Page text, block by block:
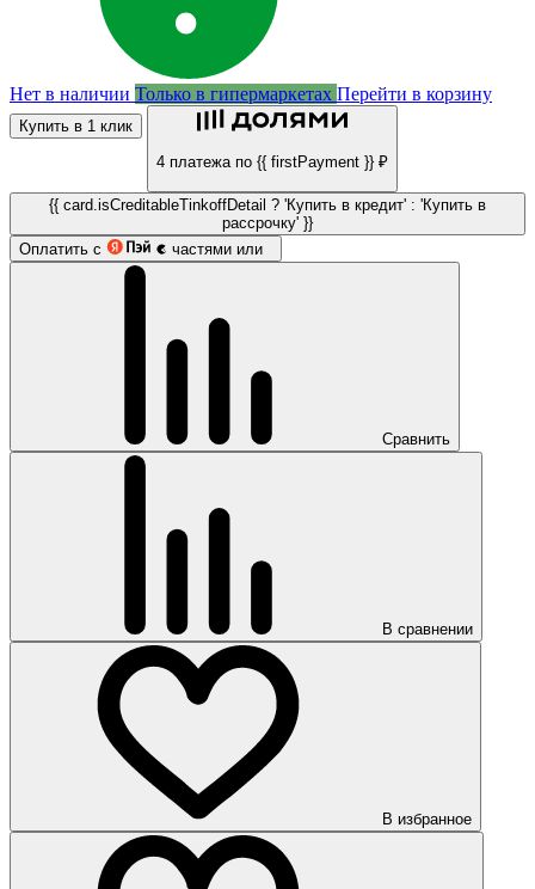
Нет в наличии Только в гипермаркетах Перейти в корзину
Купить в 1 клик
4 платежа по {{ firstPayment }} ₽
{{ card.isCreditableTinkoffDetail ? 'Купить в кредит' : 'Купить в
рассрочку' }}
Оплатить с
частями или
Сравнить
В сравнении
В избранное